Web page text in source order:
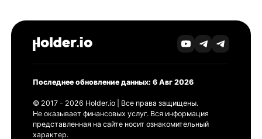
Последнее обновление данных: 6 Авг 2026
© 2017 - 2026 Holder.io | Все права защищены.
Не оказывает финансовых услуг. Вся информация
представленная на сайте носит ознакомительный
характер.